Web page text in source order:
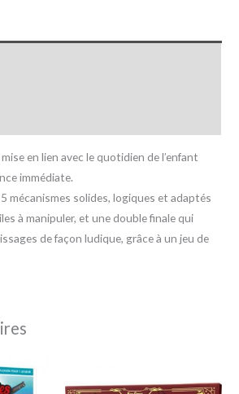
en lien avec le quotidien de l’enfant
immédiate.
mécanismes solides, logiques et adaptés
à manipuler, et une double finale qui
de façon ludique, grâce à un jeu de